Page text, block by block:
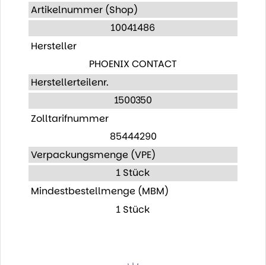
Artikelnummer (Shop)
10041486
Hersteller
PHOENIX CONTACT
Herstellerteilenr.
1500350
Zolltarifnummer
85444290
Verpackungsmenge (VPE)
1 Stück
Mindestbestellmenge (MBM)
1 Stück